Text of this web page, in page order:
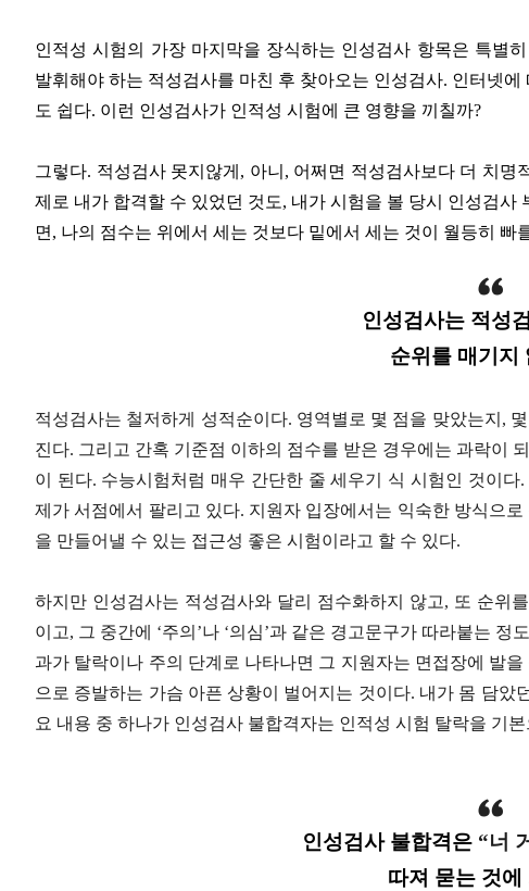
인적성 시험의 가장 마지막을 장식하는 인성검사 항목은 특별
발휘해야 하는 적성검사를 마친 후 찾아오는 인성검사. 인터넷
도 쉽다. 이런 인성검사가 인적성 시험에 큰 영향을 끼칠까?
그렇다. 적성검사 못지않게, 아니, 어쩌면 적성검사보다 더 치
제로 내가 합격할 수 있었던 것도, 내가 시험을 볼 당시 인성검
면, 나의 점수는 위에서 세는 것보다 밑에서 세는 것이 월등히 빠
인성검사는 적성
순위를 매기지
적성검사는 철저하게 성적순이다. 영역별로 몇 점을 맞았는지,
진다. 그리고 간혹 기준점 이하의 점수를 받은 경우에는 과락이
이 된다. 수능시험처럼 매우 간단한 줄 세우기 식 시험인 것이
제가 서점에서 팔리고 있다. 지원자 입장에서는 익숙한 방식으
을 만들어낼 수 있는 접근성 좋은 시험이라고 할 수 있다.
하지만 인성검사는 적성검사와 달리 점수화하지 않고, 또 순위
이고, 그 중간에 ‘주의’나 ‘의심’과 같은 경고문구가 따라붙는
과가 탈락이나 주의 단계로 나타나면 그 지원자는 면접장에 발
으로 증발하는 가슴 아픈 상황이 벌어지는 것이다. 내가 몸 담았
요 내용 중 하나가 인성검사 불합격자는 인적성 시험 탈락을 기
인성검사 불합격은 “너
따져 묻는 것에